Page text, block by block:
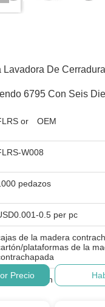
Lavadora De
6795 Con Seis
or OEM
W008
pedazos
0.5 per pc
de la madera
plataformas de la
T, L/C, unión occidental,
Precio